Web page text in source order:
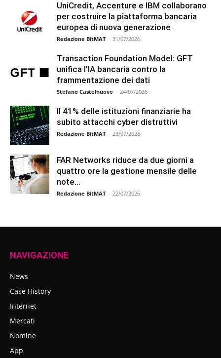
UniCredit, Accenture e IBM collaborano
per costruire la piattaforma bancaria
europea di nuova generazione
Redazione BitMAT - 31/07/2026
Transaction Foundation Model: GFT
unifica l’IA bancaria contro la
frammentazione dei dati
Stefano Castelnuovo - 24/07/2026
Il 41% delle istituzioni finanziarie ha
subito attacchi cyber distruttivi
Redazione BitMAT - 23/07/2026
FAR Networks riduce da due giorni a
quattro ore la gestione mensile delle
note...
Redazione BitMAT - 22/07/2026
NAVIGAZIONE
News
Case History
Internet
Mercati
Nomine
App